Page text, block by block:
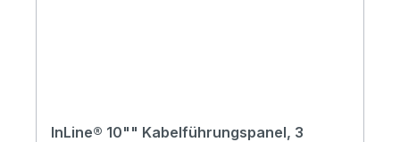
InLine® 10"" Kabelführungspanel, 3